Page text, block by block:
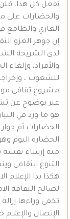
نفعل كل هذا، فلن
والحضارات على
الغازي والطامع
إن جوهر الغزو
لدى الشريحة
والأفراد، وإلغاء
للشعوب ،
مشروع ثقافي
عبر بوضوح عن
هو ما ورد في
الحضارات أم حوار
الحضارة اليوم
منه إرساء نفسه
هكذا بدا الإعلام
لصالح الثقافة
تخفي وراءها
الإتصال والإعلام